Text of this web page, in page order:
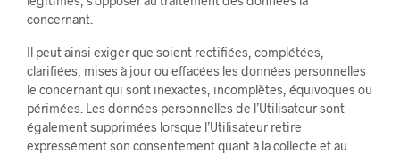
concernant.
Il peut ainsi exiger que soient rectifiées, complétées,
clarifiées, mises à jour ou effacées les données personnelles
le concernant qui sont inexactes, incomplètes, équivoques ou
périmées. Les données personnelles de l’Utilisateur sont
également supprimées lorsque l’Utilisateur retire
expressément son consentement quant à la collecte et au